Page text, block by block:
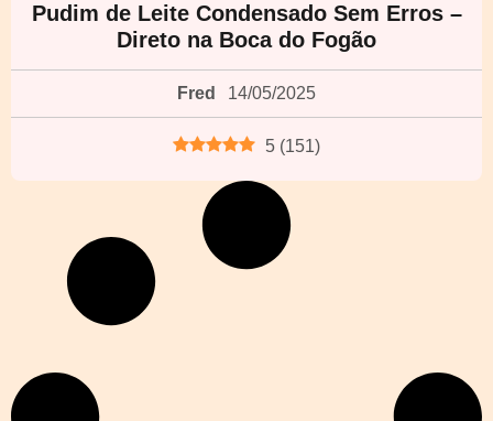
Pudim de Leite Condensado Sem Erros –
Direto na Boca do Fogão
Fred 14/05/2025
5 (151)